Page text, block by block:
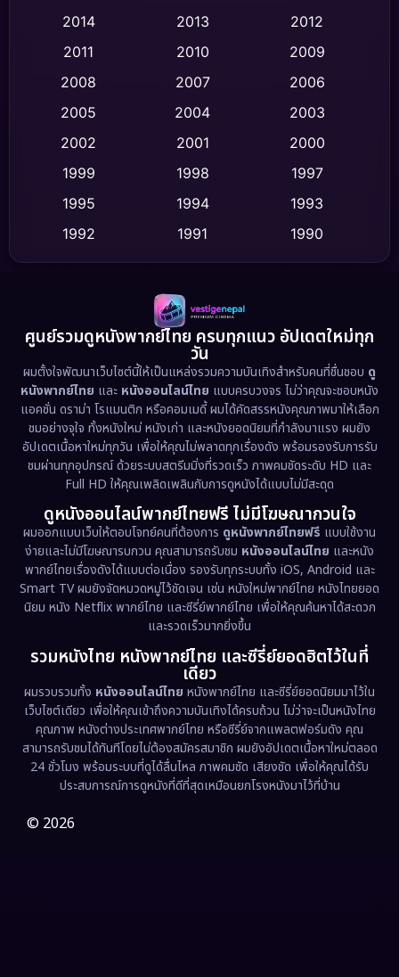
Crime อาชญากรรม (520)
Cult Film
Dance เต้น (10)
Detective สืบสวน (75)
Disaster (13)
Disney+ (5)
Documentary สารคดี (93)
Drama ดราม่า (1,486)
Dystopian (17)
Emotional (61)
Epic มหากาพย์ (221)
Erotic (36)
Family ครอบครัว (369)
Fantasy จินตนาการ (331)
Fiction (9)
Film (57)
Gothic
2014
2013
2012
2011
2010
2009
2008
2007
2006
2005
2004
2003
2002
2001
2000
1999
1998
1997
1995
1994
1993
1992
1991
1990
1989
1988
1986
1983
1978
1974
1962
ศูนย์รวมดูหนังพากย์ไทย ครบทุกแนว อัปเดตใหม่ทุก
วัน
ผมตั้งใจพัฒนาเว็บไซต์นี้ให้เป็นแหล่งรวมความบันเทิงสำหรับคนที่ชื่นชอบ ดู
หนังพากย์ไทย และ หนังออนไลน์ไทย แบบครบวงจร ไม่ว่าคุณจะชอบหนัง
แอคชั่น ดราม่า โรแมนติก หรือคอมเมดี้ ผมได้คัดสรรหนังคุณภาพมาให้เลือก
ชมอย่างจุใจ ทั้งหนังใหม่ หนังเก่า และหนังยอดนิยมที่กำลังมาแรง ผมยัง
อัปเดตเนื้อหาใหม่ทุกวัน เพื่อให้คุณไม่พลาดทุกเรื่องดัง พร้อมรองรับการรับ
ชมผ่านทุกอุปกรณ์ ด้วยระบบสตรีมมิ่งที่รวดเร็ว ภาพคมชัดระดับ HD และ
Full HD ให้คุณเพลิดเพลินกับการดูหนังได้แบบไม่มีสะดุด
ดูหนังออนไลน์พากย์ไทยฟรี ไม่มีโฆษณากวนใจ
ผมออกแบบเว็บให้ตอบโจทย์คนที่ต้องการ ดูหนังพากย์ไทยฟรี แบบใช้งาน
ง่ายและไม่มีโฆษณารบกวน คุณสามารถรับชม หนังออนไลน์ไทย และหนัง
พากย์ไทยเรื่องดังได้แบบต่อเนื่อง รองรับทุกระบบทั้ง iOS, Android และ
Smart TV ผมยังจัดหมวดหมู่ไว้ชัดเจน เช่น หนังใหม่พากย์ไทย หนังไทยยอด
นิยม หนัง Netflix พากย์ไทย และซีรี่ย์พากย์ไทย เพื่อให้คุณค้นหาได้สะดวก
และรวดเร็วมากยิ่งขึ้น
รวมหนังไทย หนังพากย์ไทย และซีรี่ย์ยอดฮิตไว้ในที่
เดียว
ผมรวบรวมทั้ง หนังออนไลน์ไทย หนังพากย์ไทย และซีรี่ย์ยอดนิยมมาไว้ใน
เว็บไซต์เดียว เพื่อให้คุณเข้าถึงความบันเทิงได้ครบถ้วน ไม่ว่าจะเป็นหนังไทย
คุณภาพ หนังต่างประเทศพากย์ไทย หรือซีรี่ย์จากแพลตฟอร์มดัง คุณ
สามารถรับชมได้ทันทีโดยไม่ต้องสมัครสมาชิก ผมยังอัปเดตเนื้อหาใหม่ตลอด
24 ชั่วโมง พร้อมระบบที่ดูได้ลื่นไหล ภาพคมชัด เสียงชัด เพื่อให้คุณได้รับ
ประสบการณ์การดูหนังที่ดีที่สุดเหมือนยกโรงหนังมาไว้ที่บ้าน
© 2026